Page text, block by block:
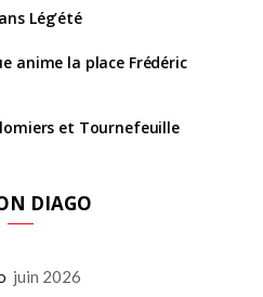
Lég’été
anime la place Frédéric
et Tournefeuille
DIAGO
juin 2026